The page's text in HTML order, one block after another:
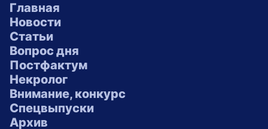
Главная
Новости
Статьи
Вопрос дня
Постфактум
Некролог
Внимание, конкурс
Спецвыпуски
Архив